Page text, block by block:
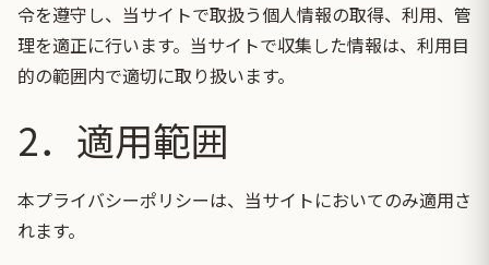
令を遵守し、当サイトで取扱う個人情報の取得、利用、管
理を適正に行います。当サイトで収集した情報は、利用目
的の範囲内で適切に取り扱います。
2．適用範囲
本プライバシーポリシーは、当サイトにおいてのみ適用さ
れます。